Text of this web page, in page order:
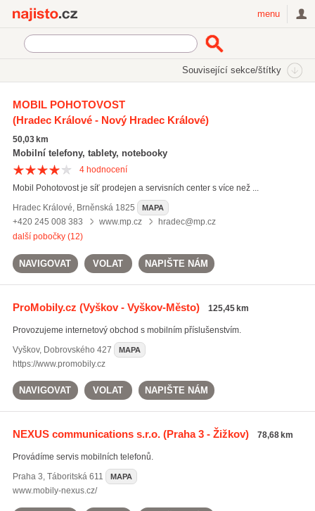
menu
Související sekce/štítky
Prodej mobilních telefonů a příslušenství (723)
Telekomunikační operátoři
Servis mobilních telefonů
MOBIL POHOTOVOST
(Hradec Králové - Nový Hradec Králové)
50,03 km
Mobilní telefony, tablety, notebooky
4hodnocení
Mobil Pohotovost je síť prodejen a servisních center s více než ...
Hradec Králové, Brněnská 1825 MAPA
+420 245 008 383 www.mp.cz
hradec@mp.cz
další pobočky (12)
NAVIGOVAT VOLAT NAPIŠTE NÁM
ProMobily.cz (Vyškov - Vyškov-Město) 125,45 km
Provozujeme internetový obchod s mobilním příslušenstvím.
Vyškov, Dobrovského 427 MAPA
https://www.promobily.cz
NAVIGOVAT VOLAT NAPIŠTE NÁM
NEXUS communications s.r.o.(Praha 3 - Žižkov) 78,68 km
Provádíme servis mobilních telefonů.
Praha 3, Táboritská 611 MAPA
www.mobily-nexus.cz/